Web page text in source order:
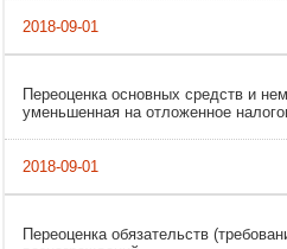
Переоценка основных средств и
уменьшенная на отложенное
Переоценка обязательств